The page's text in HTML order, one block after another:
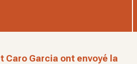
Caro Garcia ont envoyé la